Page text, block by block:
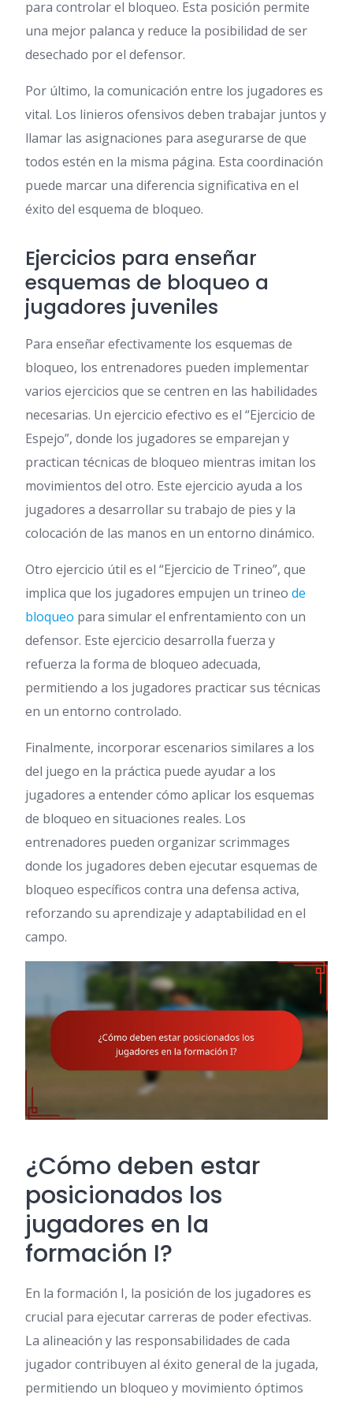
para controlar el bloqueo. Esta posición permite
una mejor palanca y reduce la posibilidad de ser
desechado por el defensor.
Por último, la comunicación entre los jugadores es
vital. Los linieros ofensivos deben trabajar juntos y
llamar las asignaciones para asegurarse de que
todos estén en la misma página. Esta coordinación
puede marcar una diferencia significativa en el
éxito del esquema de bloqueo.
Ejercicios para enseñar
esquemas de bloqueo a
jugadores juveniles
Para enseñar efectivamente los esquemas de
bloqueo, los entrenadores pueden implementar
varios ejercicios que se centren en las habilidades
necesarias. Un ejercicio efectivo es el “Ejercicio de
Espejo”, donde los jugadores se emparejan y
practican técnicas de bloqueo mientras imitan los
movimientos del otro. Este ejercicio ayuda a los
jugadores a desarrollar su trabajo de pies y la
colocación de las manos en un entorno dinámico.
Otro ejercicio útil es el “Ejercicio de Trineo”, que
implica que los jugadores empujen un trineo de
bloqueo para simular el enfrentamiento con un
defensor. Este ejercicio desarrolla fuerza y
refuerza la forma de bloqueo adecuada,
permitiendo a los jugadores practicar sus técnicas
en un entorno controlado.
Finalmente, incorporar escenarios similares a los
del juego en la práctica puede ayudar a los
jugadores a entender cómo aplicar los esquemas
de bloqueo en situaciones reales. Los
entrenadores pueden organizar scrimmages
donde los jugadores deben ejecutar esquemas de
bloqueo específicos contra una defensa activa,
reforzando su aprendizaje y adaptabilidad en el
campo.
¿Cómo deben estar
posicionados los
jugadores en la
formación I?
En la formación I, la posición de los jugadores es
crucial para ejecutar carreras de poder efectivas.
La alineación y las responsabilidades de cada
jugador contribuyen al éxito general de la jugada,
permitiendo un bloqueo y movimiento óptimos